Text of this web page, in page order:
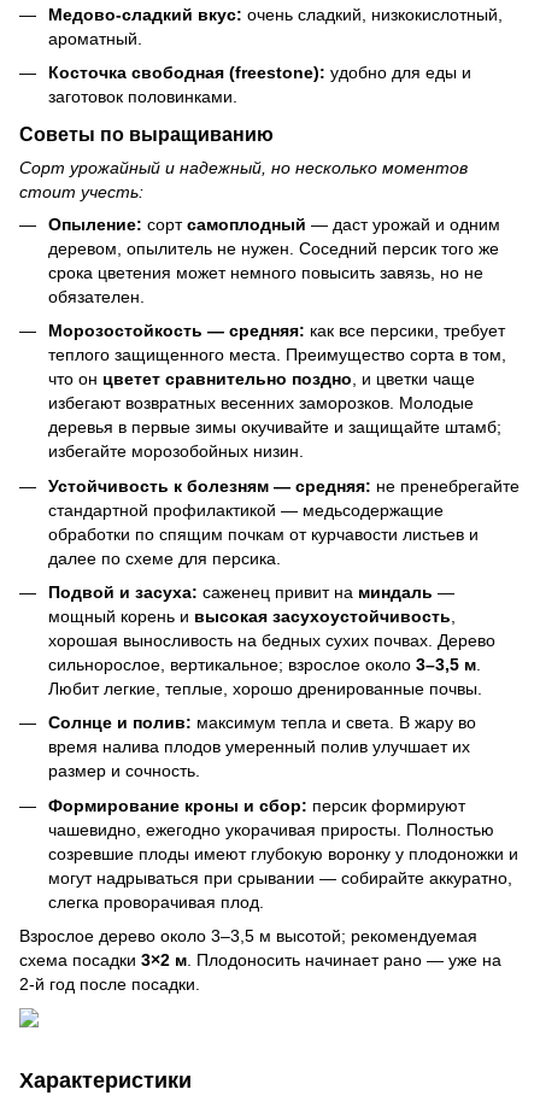
Медово-сладкий вкус: очень сладкий, низкокислотный,
ароматный.
Косточка свободная (freestone): удобно для еды и
заготовок половинками.
Советы по выращиванию
Сорт урожайный и надежный, но несколько моментов
стоит учесть:
Опыление: сортсамоплодный — даст урожай и одним
деревом, опылитель не нужен. Соседний персик того же
срока цветения может немного повысить завязь, но не
обязателен.
Морозостойкость — средняя: как все персики, требует
теплого защищенного места. Преимущество сорта в том,
что он цветет сравнительно поздно , и цветки чаще
избегают возвратных весенних заморозков. Молодые
деревья в первые зимы окучивайте и защищайте штамб;
избегайте морозобойных низин.
Устойчивость к болезням — средняя: не пренебрегайте
стандартной профилактикой — медьсодержащие
обработки по спящим почкам от курчавости листьев и
далее по схеме для персика.
Подвой и засуха: саженец привит на миндаль —
мощный корень и высокая засухоустойчивость
хорошая выносливость на бедных сухих почвах. Дерево
сильнорослое, вертикальное; взрослое около 3–3,5 м
Любит легкие, теплые, хорошо дренированные почвы.
Солнце и полив: максимум тепла и света. В жару во
время налива плодов умеренный полив улучшает их
размер и сочность.
Формирование кроны и сбор: персик формируют
чашевидно, ежегодно укорачивая приросты. Полностью
созревшие плоды имеют глубокую воронку у плодоножки и
могут надрываться при срывании — собирайте аккуратно,
слегка проворачивая плод.
Взрослое дерево около 3–3,5 м высотой; рекомендуемая
схема посадки 3×2 м . Плодоносить начинает рано — уже на
2-й год после посадки.
Характеристики